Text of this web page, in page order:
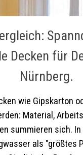
Decken für
Nürnberg.
wie Gipskarton
Material,
summieren sich. In
als "größtes